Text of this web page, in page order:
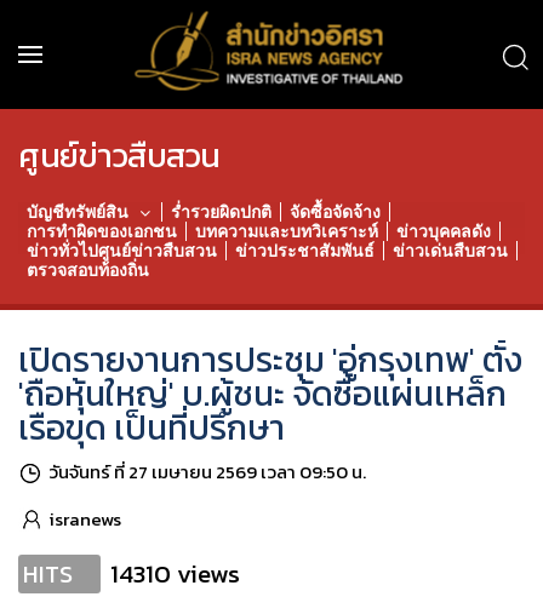
ศูนย์ข่าวสืบสวน
บัญชีทรัพย์สิน ร่ำรวยผิดปกติ
จัดซื้อจัดจ้าง
การทำผิดของเอกชน
บทความและบทวิเคราะห์
ข่าวบุคคลดัง
ข่าวทั่วไปศูนย์ข่าวสืบสวน
ข่าวประชาสัมพันธ์
ข่าวเด่นสืบสวน
ตรวจสอบท้องถิ่น
เปิดรายงานการประชุม 'อู่กรุงเทพ' ตั้ง
'ถือหุ้นใหญ่' บ.ผู้ชนะ จัดซื้อแผ่นเหล็ก
เรือขุด เป็นที่ปรึกษา
วันจันทร์ ที่ 27 เมษายน 2569 เวลา 09:50 น.
isranews
HITS 14310 views